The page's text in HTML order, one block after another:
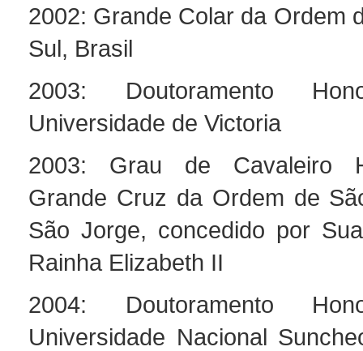
2002: Grande Colar da Ordem
Sul, Brasil
2003: Doutoramento
Universidade de Victoria
2003: Grau de Cavaleiro
Grande Cruz da Ordem de
São Jorge, concedido por
Rainha Elizabeth II
2004: Doutoramento
Universidade Nacional